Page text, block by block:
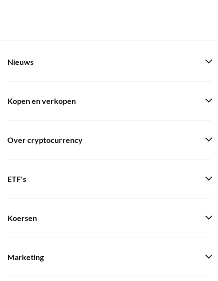
Nieuws
Kopen en verkopen
Over cryptocurrency
ETF's
Koersen
Marketing